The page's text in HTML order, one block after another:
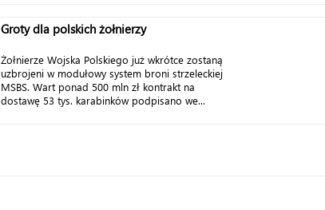
Groty dla polskich żołnierzy
Żołnierze Wojska Polskiego już wkrótce zostaną
uzbrojeni w modułowy system broni strzeleckiej
MSBS. Wart ponad 500 mln zł kontrakt na
dostawę 53 tys. karabinków podpisano we...